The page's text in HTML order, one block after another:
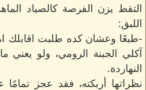
التقط يزن الفرصة كالصياد
اللبق:
-طبعًا وعشان كده طلبت اقابلك
آكلي الجبنة الرومي، ولو يعني
النهاردة.
نظراتها أربكته، فقد عجز